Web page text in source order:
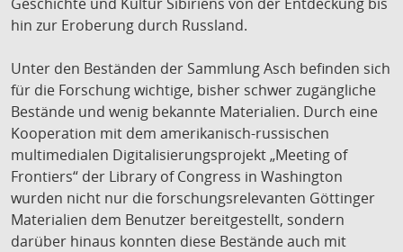
hin zur Eroberung durch Russland.
Unter den Beständen der Sammlung Asch befinden sich
für die Forschung wichtige, bisher schwer zugängliche
Bestände und wenig bekannte Materialien. Durch eine
Kooperation mit dem amerikanisch-russischen
multimedialen Digitalisierungsprojekt „Meeting of
Frontiers“ der Library of Congress in Washington
wurden nicht nur die forschungsrelevanten Göttinger
Materialien dem Benutzer bereitgestellt, sondern
darüber hinaus konnten diese Bestände auch mit